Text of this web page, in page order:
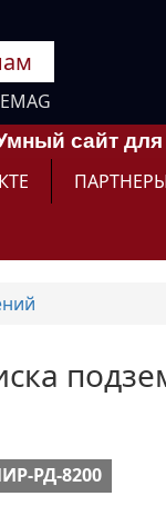
сайт
РД-8200